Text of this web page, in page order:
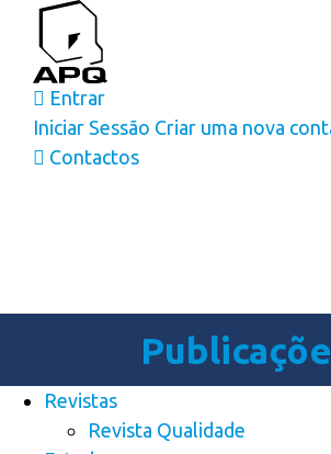
content
Entrar
Iniciar Sessão Criar uma nova
Contactos
Revistas
Revista Qualidade